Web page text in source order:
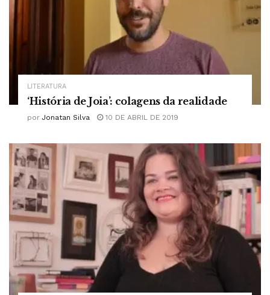
LITERATURA
‘História de Joia’: colagens da realidade
por Jonatan Silva 10 DE ABRIL DE 2019